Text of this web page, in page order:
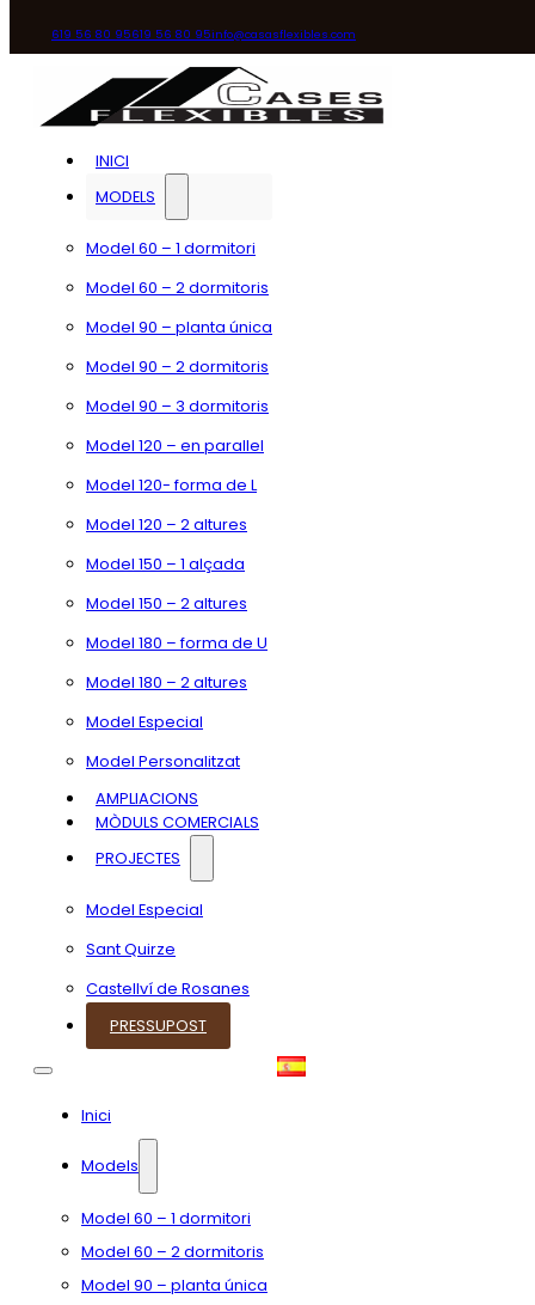
619 56 80 95619 56 80 95info@casasflexibles.com
INICI
MODELS
Model 60 – 1 dormitori
Model 60 – 2 dormitoris
Model 90 – planta única
Model 90 – 2 dormitoris
Model 90 – 3 dormitoris
Model 120 – en parallel
Model 120- forma de L
Model 120 – 2 altures
Model 150 – 1 alçada
Model 150 – 2 altures
Model 180 – forma de U
Model 180 – 2 altures
Model Especial
Model Personalitzat
AMPLIACIONS
MÒDULS COMERCIALS
PROJECTES
Model Especial
Sant Quirze
Castellví de Rosanes
PRESSUPOST
Inici
Models
Model 60 – 1 dormitori
Model 60 – 2 dormitoris
Model 90 – planta única